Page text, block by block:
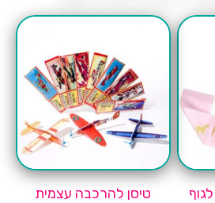
טיסן להרכבה עצמית